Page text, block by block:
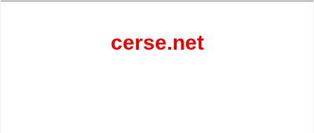
cerse.net